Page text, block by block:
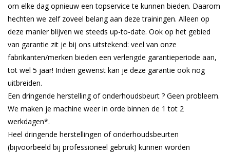
om elke dag opnieuw een topservice te kunnen bieden. Daarom
hechten we zelf zoveel belang aan deze trainingen. Alleen op
deze manier blijven we steeds up-to-date. Ook op het gebied
van garantie zit je bij ons uitstekend: veel van onze
fabrikanten/merken bieden een verlengde garantieperiode aan,
tot wel 5 jaar! Indien gewenst kan je deze garantie ook nog
uitbreiden.
Een dringende herstelling of onderhoudsbeurt ? Geen probleem.
We maken je machine weer in orde binnen de 1 tot 2
werkdagen*.
Heel dringende herstellingen of onderhoudsbeurten
(bijvoorbeeld bij professioneel gebruik) kunnen worden